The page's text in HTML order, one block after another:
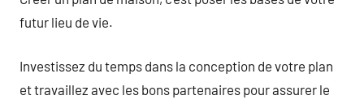
futur lieu de vie.
Investissez du temps dans la conception de votre plan
et travaillez avec les bons partenaires pour assurer le